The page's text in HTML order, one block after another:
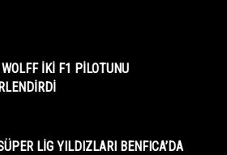
İKİ F1 PİLOTUNU
LİG YILDIZLARI BENFICA’DA